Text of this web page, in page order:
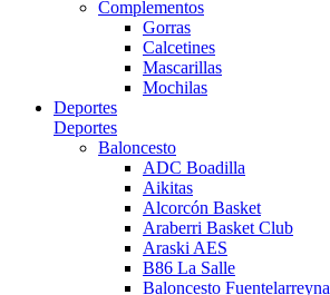
Complementos
Gorras
Calcetines
Mascarillas
Mochilas
Deportes
Deportes
Baloncesto
ADC Boadilla
Aikitas
Alcorcón Basket
Araberri Basket Club
Araski AES
B86 La Salle
Baloncesto Fuentelarreyna